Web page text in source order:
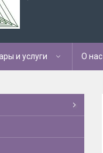
и услуги О нас